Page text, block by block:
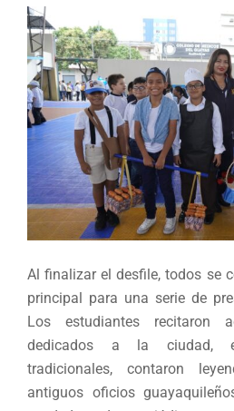
Al finalizar el desfile, todos se
principal para una serie de
Los estudiantes recitaron
dedicados a la ciudad,
tradicionales, contaron
antiguos oficios